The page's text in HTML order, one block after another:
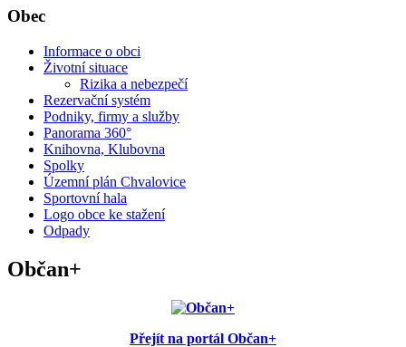
Obec
Informace o obci
Životní situace
Rizika a nebezpečí
Rezervační systém
Podniky, firmy a služby
Panorama 360°
Knihovna, Klubovna
Spolky
Územní plán Chvalovice
Sportovní hala
Logo obce ke stažení
Odpady
Občan+
Přejít na portál Občan+